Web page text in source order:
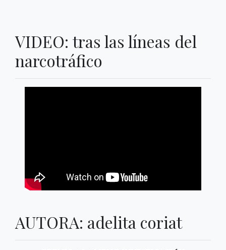
VIDEO: tras las líneas del
narcotráfico
AUTORA: adelita coriat